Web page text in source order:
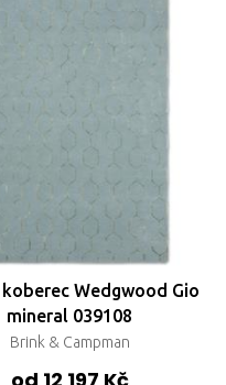
koberec Wedgwood Gio
mineral 039108
Brink & Campman